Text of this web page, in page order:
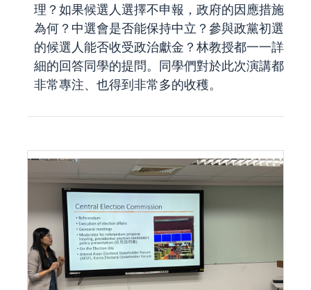
理？如果候選人選擇不申報，政府的因應措施
為何？中選會是否能保持中立？參與政黨初選
的候選人能否收受政治獻金？林教授都一一詳
細的回答同學的提問。同學們對於此次演講都
非常專注、也得到非常多的收穫。